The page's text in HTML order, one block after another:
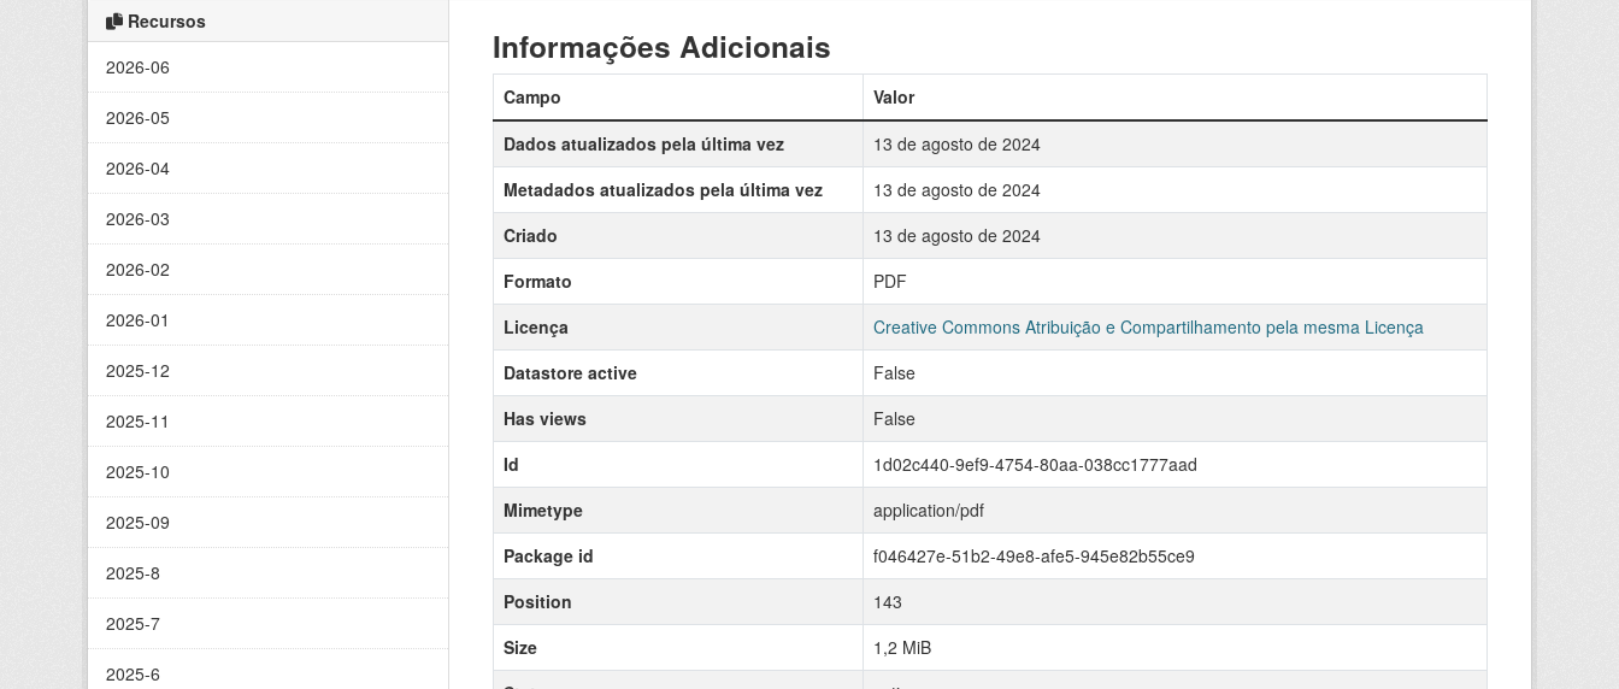
Recursos
2026-06
2026-05
2026-04
2026-03
2026-02
2026-01
2025-12
2025-11
2025-10
2025-09
2025-8
2025-7
2025-6
Informações Adicionais
Campo
Valor
Dados atualizados pela última vez
13 de agosto de 2024
Metadados atualizados pela última vez
13 de agosto de 2024
Criado
13 de agosto de 2024
Formato
PDF
Licença
Creative Commons Atribuição e Compartilhamento pela mesma Licença
Datastore active
False
Has views
False
Id
1d02c440-9ef9-4754-80aa-038cc1777aad
Mimetype
application/pdf
Package id
f046427e-51b2-49e8-afe5-945e82b55ce9
Position
143
Size
1,2 MiB